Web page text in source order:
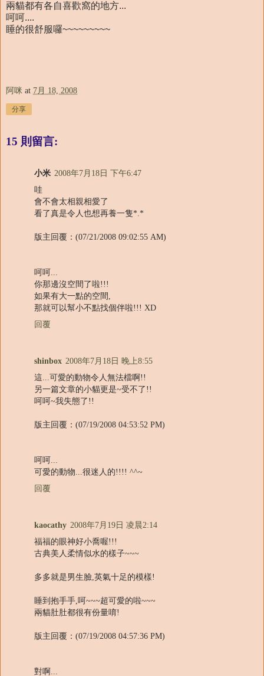
兩貓都有各自喜歡窩的地方...
呵呵....
睡的很舒服囉~~~~~~~~~
阿咪 at 7月 18, 2008
分享
15 則留言:
小米 2008年7月18日 下午6:47
哇
會不會太相親相愛了
看了真是令人也想再養一隻*.*
版主回覆：(07/21/2008 09:02:55 AM)
呵呵...
你那邊沒空間了啦!!!
如果有大一點的空間,
那就可以幫小不點找個伴啦!!! XD
回覆
shinbox 2008年7月18日 晚上8:55
這...可愛的動物令人無法檔啊!!
另一篇文章的小貓更是~受不了!!
呵呵~我失態了!!
版主回覆：(07/19/2008 04:53:52 PM)
呵呵...
可愛的動物...很迷人的!!!! ^^~
回覆
kaocathy 2008年7月19日 凌晨2:14
福福的眼神好小喬喔!!!
古典美人柔情似水的樣子~~~
多多就是男生臉,英氣十足的模樣!
睡到抱手手,呵~~~超可愛的啦~~~
兩貓肚肚都很有份量唷!
版主回覆：(07/19/2008 04:57:36 PM)
對啊...